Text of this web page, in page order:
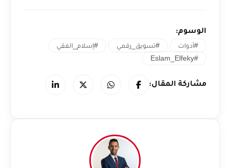
الوسوم:
#أدوات #تسويق_رقمي
#إسلام_الفقي
#Eslam_Elfeky
مشاركة المقال: